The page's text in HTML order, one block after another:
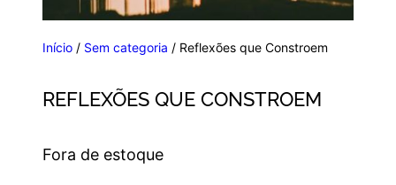
Início / Sem categoria / Reflexões que Constroem
REFLEXÕES QUE CONSTROEM
Fora de estoque